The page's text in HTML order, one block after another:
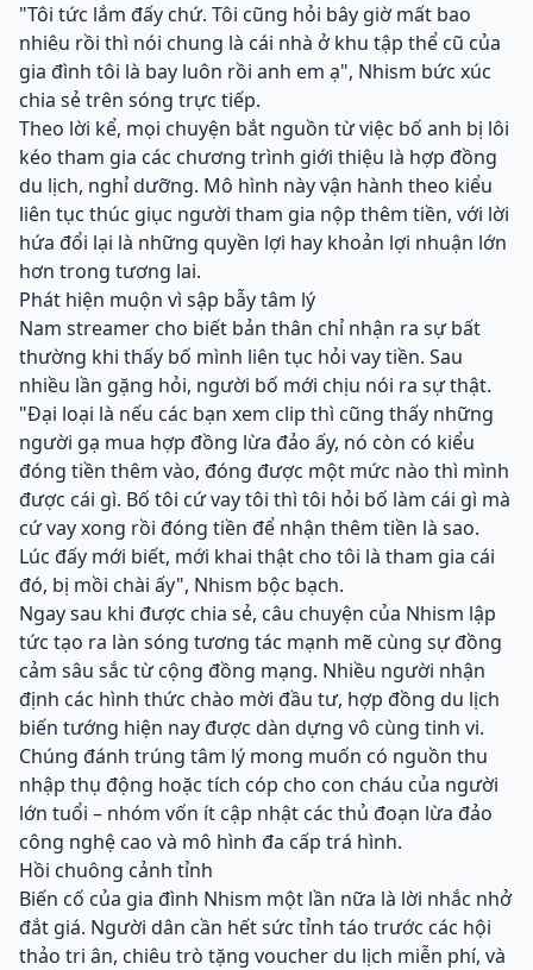
"Tôi tức lắm đấy chứ. Tôi cũng hỏi bây giờ mất bao
nhiêu rồi thì nói chung là cái nhà ở khu tập thể cũ của
gia đình tôi là bay luôn rồi anh em ạ", Nhism bức xúc
chia sẻ trên sóng trực tiếp.
Theo lời kể, mọi chuyện bắt nguồn từ việc bố anh bị lôi
kéo tham gia các chương trình giới thiệu là hợp đồng
du lịch, nghỉ dưỡng. Mô hình này vận hành theo kiểu
liên tục thúc giục người tham gia nộp thêm tiền, với lời
hứa đổi lại là những quyền lợi hay khoản lợi nhuận lớn
hơn trong tương lai.
Phát hiện muộn vì sập bẫy tâm lý
Nam streamer cho biết bản thân chỉ nhận ra sự bất
thường khi thấy bố mình liên tục hỏi vay tiền. Sau
nhiều lần gặng hỏi, người bố mới chịu nói ra sự thật.
"Đại loại là nếu các bạn xem clip thì cũng thấy những
người gạ mua hợp đồng lừa đảo ấy, nó còn có kiểu
đóng tiền thêm vào, đóng được một mức nào thì mình
được cái gì. Bố tôi cứ vay tôi thì tôi hỏi bố làm cái gì mà
cứ vay xong rồi đóng tiền để nhận thêm tiền là sao.
Lúc đấy mới biết, mới khai thật cho tôi là tham gia cái
đó, bị mồi chài ấy", Nhism bộc bạch.
Ngay sau khi được chia sẻ, câu chuyện của Nhism lập
tức tạo ra làn sóng tương tác mạnh mẽ cùng sự đồng
cảm sâu sắc từ cộng đồng mạng. Nhiều người nhận
định các hình thức chào mời đầu tư, hợp đồng du lịch
biến tướng hiện nay được dàn dựng vô cùng tinh vi.
Chúng đánh trúng tâm lý mong muốn có nguồn thu
nhập thụ động hoặc tích cóp cho con cháu của người
lớn tuổi – nhóm vốn ít cập nhật các thủ đoạn lừa đảo
công nghệ cao và mô hình đa cấp trá hình.
Hồi chuông cảnh tỉnh
Biến cố của gia đình Nhism một lần nữa là lời nhắc nhở
đắt giá. Người dân cần hết sức tỉnh táo trước các hội
thảo tri ân, chiêu trò tặng voucher du lịch miễn phí, và